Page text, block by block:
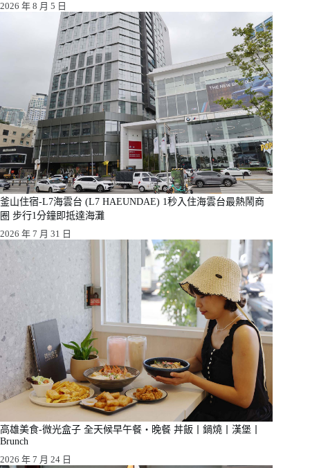
2026 年 8 月 5 日
釜山住宿-L7海雲台 (L7 HAEUNDAE) 1秒入住海雲台最熱鬧商
圈 步行1分鐘即抵達海灘
2026 年 7 月 31 日
高雄美食-微光盒子 全天候早午餐・晚餐 丼飯丨鍋燒丨漢堡丨
Brunch
2026 年 7 月 24 日